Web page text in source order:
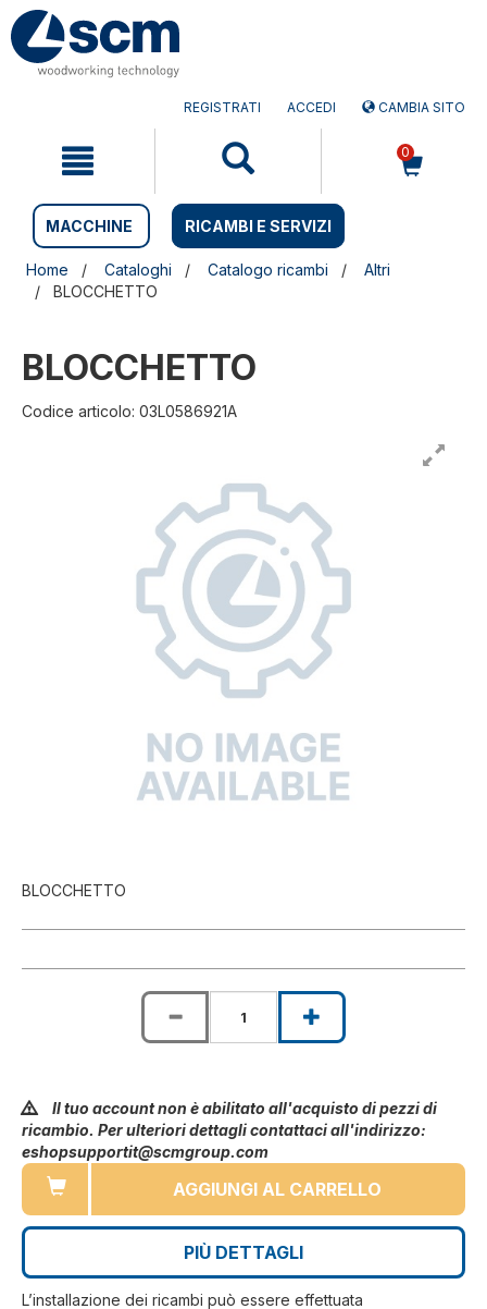
Salta
contenuto
Salta
menu
REGISTRATI ACCEDI CAMBIA SITO
0
MACCHINE RICAMBI E SERVIZI
Home Cataloghi Catalogo ricambi
Altri
BLOCCHETTO
BLOCCHETTO
Codice articolo: 03L0586921A
BLOCCHETTO
Il tuo account non è abilitato all'acquisto di pezzi di
ricambio. Per ulteriori dettagli contattaci all'indirizzo:
eshopsupportit@scmgroup.com
AGGIUNGI AL CARRELLO
PIÙ DETTAGLI
L’installazione dei ricambi può essere effettuata